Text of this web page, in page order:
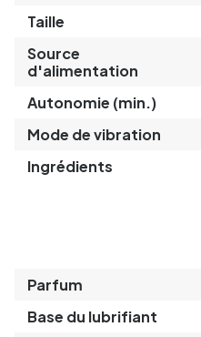
Taille
Source
d'alimentation
Autonomie (min.)
Mode de vibration
Ingrédients
Parfum
Base du lubrifiant